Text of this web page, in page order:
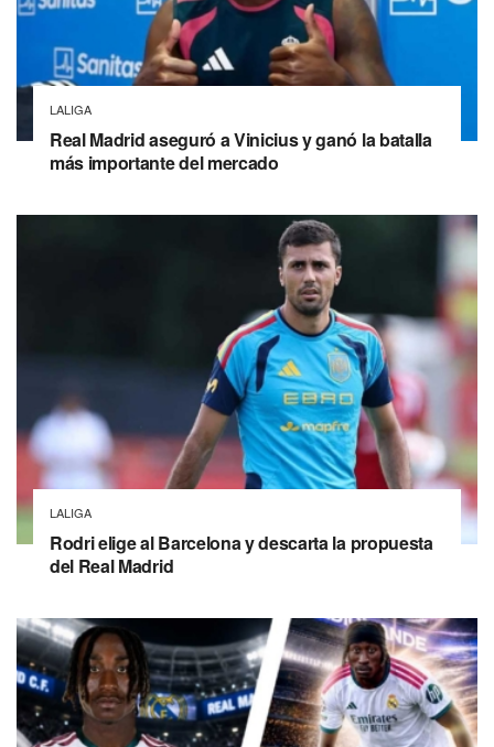
LALIGA
Real Madrid aseguró a Vinicius y ganó la batalla
más importante del mercado
LALIGA
Rodri elige al Barcelona y descarta la propuesta
del Real Madrid